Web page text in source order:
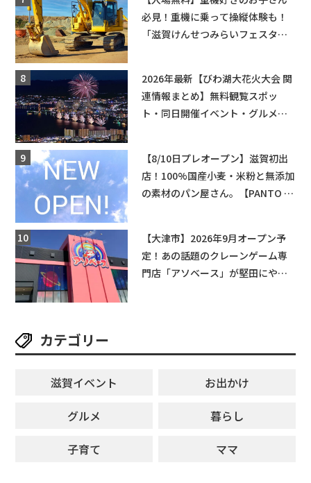
必見！重機に乗って操縦体験も！
「滋賀けんせつみらいフェスタ
2026年最新【びわ湖大花火大会 関
連情報まとめ】無料観覧スポッ
ト・同日開催イベント・グルメマ
【8/10日プレオープン】滋賀初出
店！100%国産小麦・米粉と無添加
の素材のパン屋さん。【PANTO 草
【大津市】2026年9月オープン予
定！あの話題のクレーンゲーム専
門店「アソベース」が堅田にやっ
カテゴリー
滋賀イベント
お出かけ
グルメ
暮らし
子育て
ママ